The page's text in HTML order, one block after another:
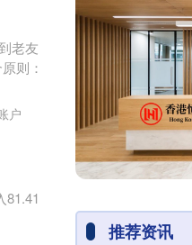
老友
则：
户
推荐资讯